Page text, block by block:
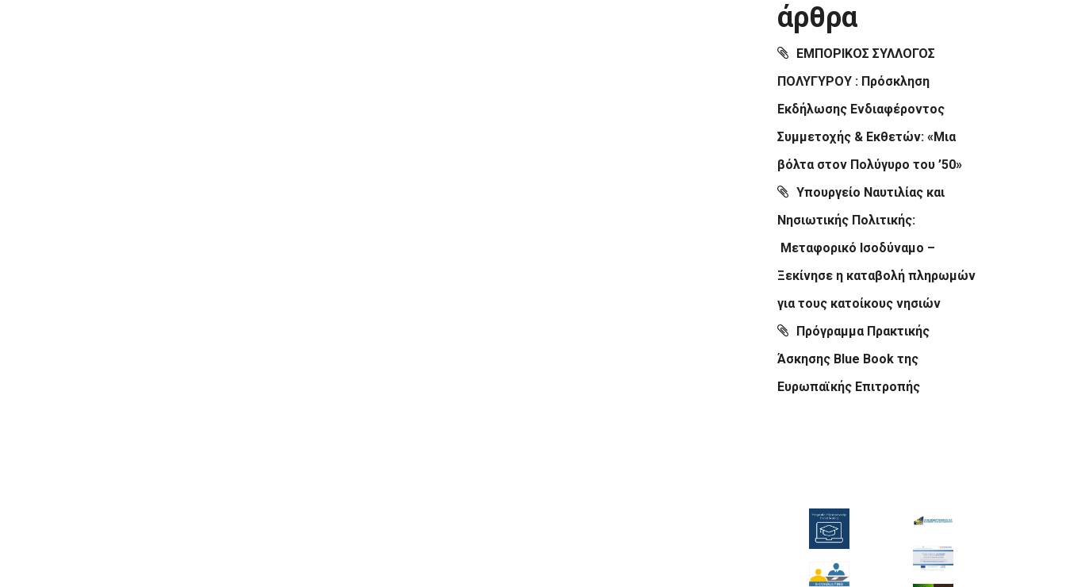
άρθρα
ΕΜΠΟΡΙΚΟΣ ΣΥΛΛΟΓΟΣ
ΠΟΛΥΓΥΡΟΥ : Πρόσκληση
Εκδήλωσης Ενδιαφέροντος
Συμμετοχής & Εκθετών: «Μια
βόλτα στον Πολύγυρο του ’50»
Υπουργείο Ναυτιλίας και
Νησιωτικής Πολιτικής:
Μεταφορικό Ισοδύναμο –
Ξεκίνησε η καταβολή πληρωμών
για τους κατοίκους νησιών
Πρόγραμμα Πρακτικής
Άσκησης Blue Book της
Ευρωπαϊκής Επιτροπής